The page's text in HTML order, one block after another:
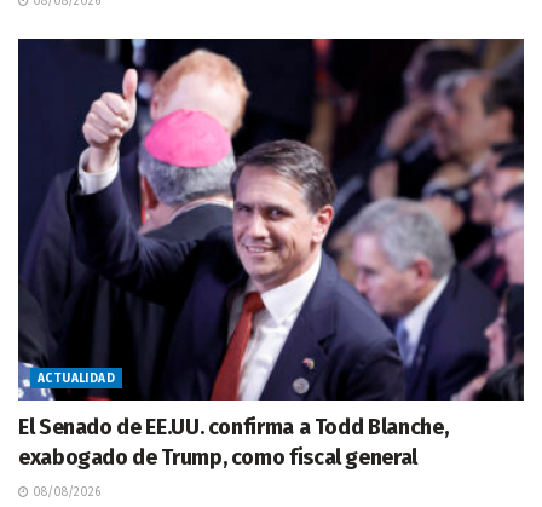
ACTUALIDAD
El Senado de EE.UU. confirma a Todd Blanche,
exabogado de Trump, como fiscal general
08/08/2026